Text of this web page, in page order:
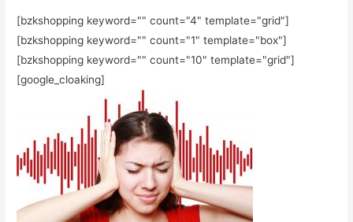
[bzkshopping keyword="" count="4" template="grid"]
[bzkshopping keyword="" count="1" template="box"]
[bzkshopping keyword="" count="10" template="grid"]
[google_cloaking]